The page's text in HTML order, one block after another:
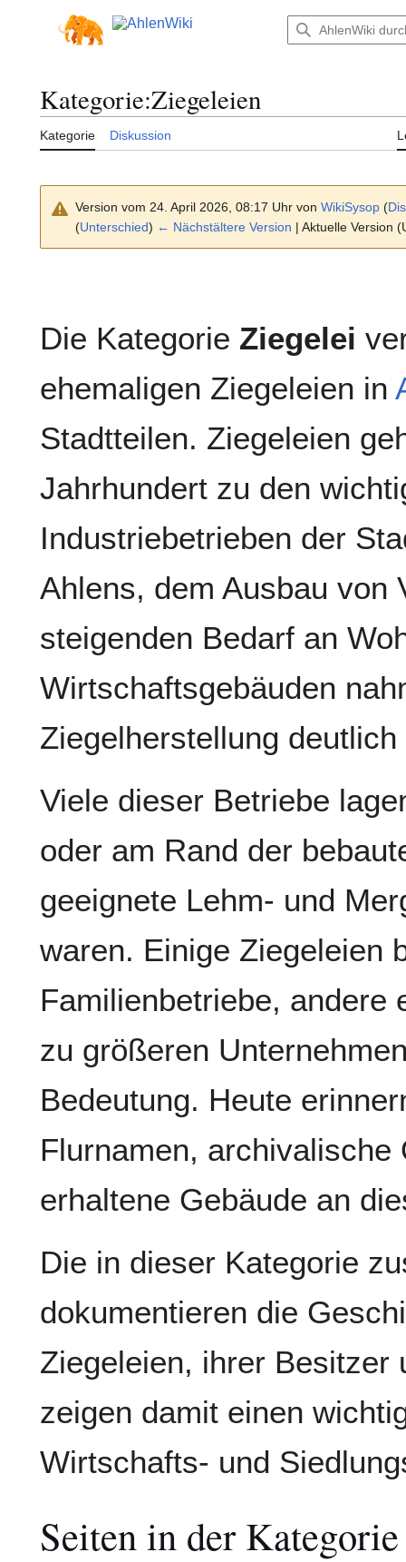
Hauptmenü
Kategorie:Ziegeleien
Kategorie Diskussion
Version vom 24. April 2026, 08:17 Uhr von WikiSysop (
(Unterschied) ← Nächstältere Version | Aktuelle Version
Die Kategorie Ziegelei
ehemaligen Ziegeleien in
Stadtteilen. Ziegeleien
Jahrhundert zu den
Industriebetrieben der
Ahlens, dem Ausbau von
steigenden Bedarf an
Wirtschaftsgebäuden
Ziegelherstellung deutlich
Viele dieser Betriebe
oder am Rand der
geeignete Lehm- und
waren. Einige Ziegeleien
Familienbetriebe, andere
zu größeren
Bedeutung. Heute
Flurnamen, archivalische
erhaltene Gebäude an
Die in dieser Kategorie
dokumentieren die
Ziegeleien, ihrer Besitzer
zeigen damit einen
Wirtschafts- und
Seiten in der